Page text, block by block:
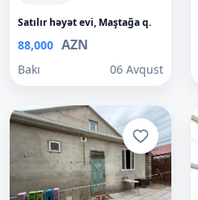
Satılır həyət evi, Maştağa q.
88,000 AZN
Bakı 06 Avqust